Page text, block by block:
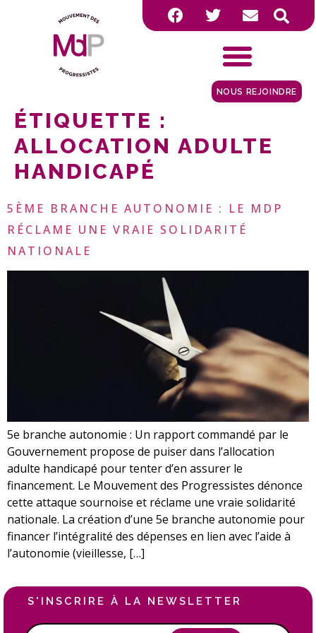
NOUS REJOINDRE
ÉTIQUETTE :
ALLOCATION ADULTE
HANDICAPÉ
5ÈME BRANCHE AUTONOMIE : LE MDP
RÉCLAME UNE VRAIE SOLIDARITÉ
NATIONALE
5e branche autonomie : Un rapport commandé par le
Gouvernement propose de puiser dans l’allocation
adulte handicapé pour tenter d’en assurer le
financement. Le Mouvement des Progressistes dénonce
cette attaque sournoise et réclame une vraie solidarité
nationale. La création d’une 5e branche autonomie pour
financer l’intégralité des dépenses en lien avec l’aide à
l’autonomie (vieillesse, […]
S'INSCRIRE À LA NEWSLETTER